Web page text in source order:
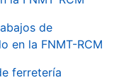
de
en la FNMT-RCM
ferretería